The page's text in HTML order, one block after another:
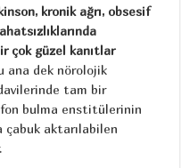
kronik ağrı, obsesif
çok güzel kanıtlar
ana dek nörolojik
tam bir
bulma enstitülerinin
çabuk aktarılabilen